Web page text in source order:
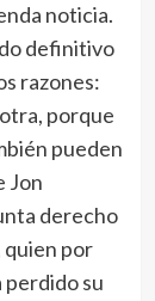
noticia.
definitivo
razones:
porque
pueden
Jon
derecho
quien por
perdido su